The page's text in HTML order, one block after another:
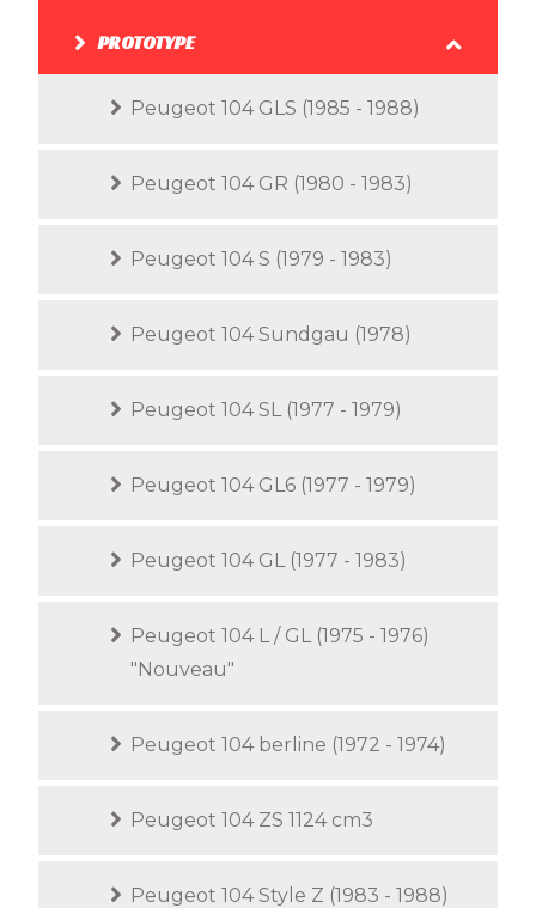
PROTOTYPE
Peugeot 104 GLS (1985 - 1988)
Peugeot 104 GR (1980 - 1983)
Peugeot 104 S (1979 - 1983)
Peugeot 104 Sundgau (1978)
Peugeot 104 SL (1977 - 1979)
Peugeot 104 GL6 (1977 - 1979)
Peugeot 104 GL (1977 - 1983)
Peugeot 104 L / GL (1975 - 1976)
"Nouveau"
Peugeot 104 berline (1972 - 1974)
Peugeot 104 ZS 1124 cm3
Peugeot 104 Style Z (1983 - 1988)